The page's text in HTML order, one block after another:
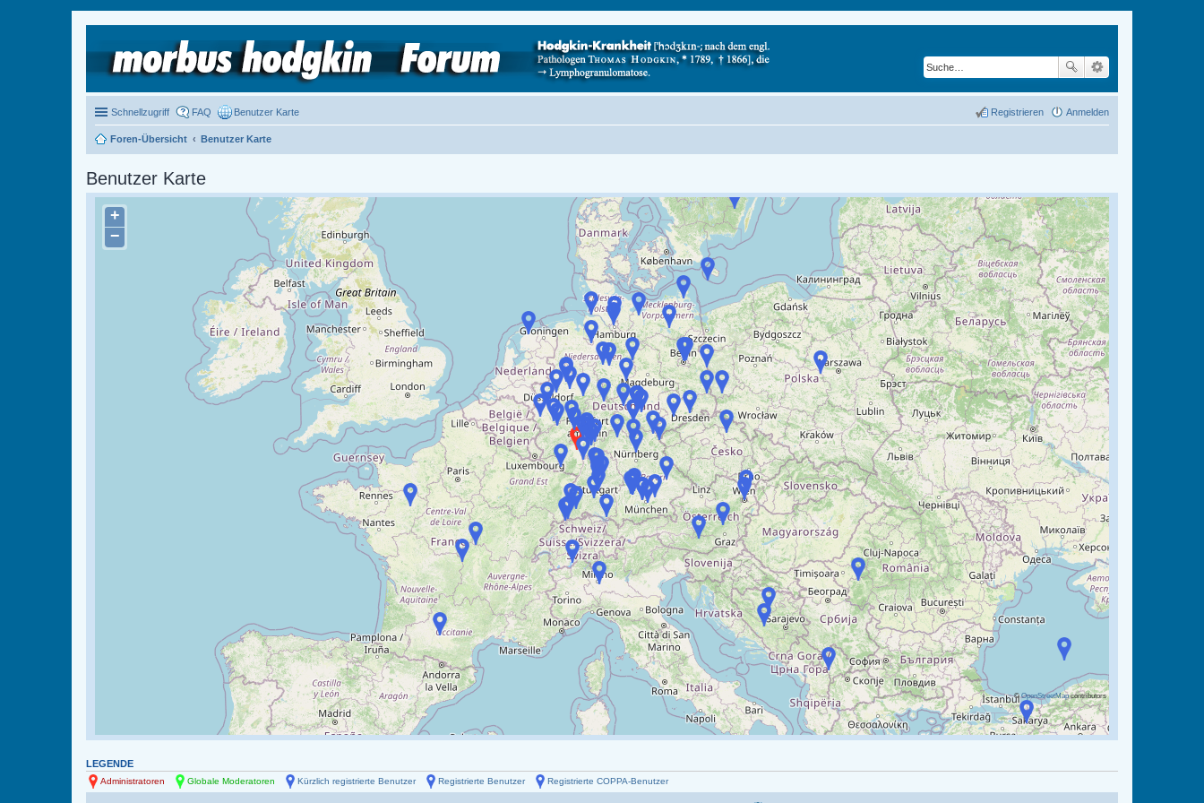
Schnellzugriff FAQ Benutzer Karte Anmelden
Registrieren
Foren-Übersicht Benutzer Karte
Benutzer Karte
+
−
©OpenStreetMapcontributors
LEGENDE
Administratoren Globale Moderatoren Kürzlich registrierte Benutzer Registrierte Benutzer Registrierte COPPA-Benutzer